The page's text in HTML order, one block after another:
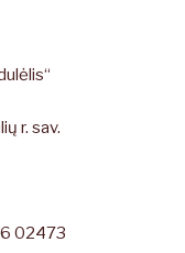
r. sav.
02473